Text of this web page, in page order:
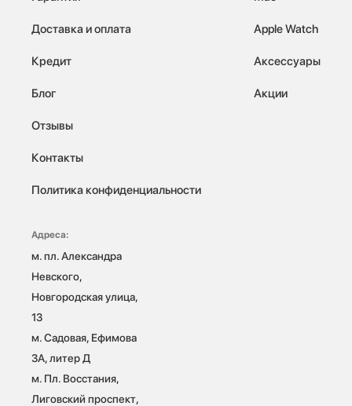
Доставка и оплата
Кредит
Блог
Отзывы
Контакты
Политика конфиденциальности
Apple Watch
Аксессуары
Акции
Адреса:
м. пл. Александра
Невского,
Новгородская улица,
13
м. Садовая, Ефимова
3А, литер Д
м. Пл. Восстания,
Лиговский проспект,